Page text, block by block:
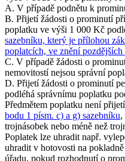
A. V případě podnětu k
B. Přijetí žádosti o prominutí
poplatku ve výši 1 000 Kč
sazebníku, který je přílohou
poplatcích, ve znění pozdějších
C. V případě žádosti o
nemovitostí nejsou správní
D. Přijetí žádosti o prominutí
podléhá správnímu poplatku
Předmětem poplatku není
bodu 1 písm. c) a g) sazebníku,
trojnásobek nebo méně než
Poplatek lze uhradit např.
uhradit v hotovosti na
úřadu, pokud rozhodnutí o